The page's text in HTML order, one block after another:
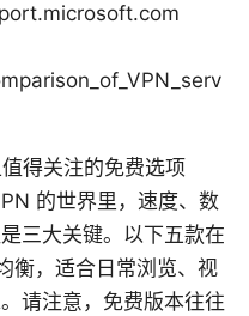
得关注的免费选项
的世界里，速度、数
三大关键。以下五款在
衡，适合日常浏览、视
请注意，免费版本往往